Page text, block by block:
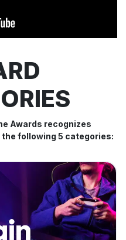
Awards recognizes
following 5 categories: